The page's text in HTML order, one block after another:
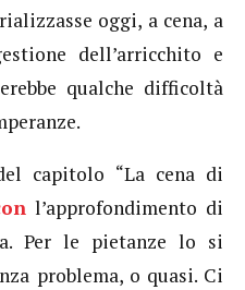
oggi, a cena, a
dell’arricchito e
qualche difficoltà
capitolo “La cena di
l’approfondimento di
Per le pietanze lo si
problema, o quasi. Ci